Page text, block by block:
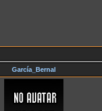
García_Bernal